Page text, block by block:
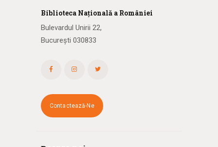
Biblioteca Națională a României
Bulevardul Unirii 22,
București 030833
Contactează-Ne